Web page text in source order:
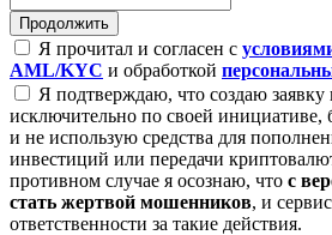
Я прочитал и согласен с
AML/KYC и обработкой
Я подтверждаю, что создаю заявку
исключительно по своей инициативе,
и не использую средства для
инвестиций или передачи
противном случае я осознаю, что с
стать жертвой мошенников, и
ответственности за такие действия.